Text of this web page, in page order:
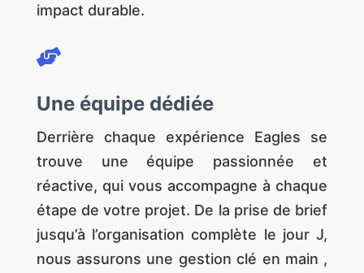
impact durable.

Une équipe dédiée
Derrière chaque expérience Eagles se
trouve une équipe passionnée et
réactive, qui vous accompagne à chaque
étape de votre projet. De la prise de brief
jusqu’à l’organisation complète le jour J,
nous assurons une gestion clé en main ,